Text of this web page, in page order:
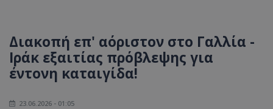
Διακοπή επ' αόριστον στο Γαλλία -
Ιράκ εξαιτίας πρόβλεψης για
έντονη καταιγίδα!
23.06.2026 - 01:05